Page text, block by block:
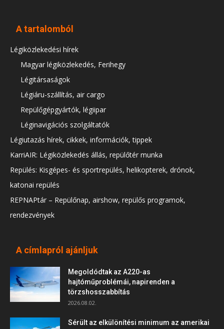
A tartalomból
Légiközlekedési hírek
Magyar légiközlekedés, Ferihegy
Légitársaságok
Légiáru-szállítás, air cargo
Repülőgépgyártók, légiipar
Léginavigációs szolgáltatók
Légiutazás hírek, cikkek, információk, tippek
KarriAIR: Légiközlekedés állás, repülőtér munka
Repülés: Kisgépes- és sportrepülés, helikopterek, drónok,
katonai repülés
REPNAPtár – Repülőnap, airshow, repülős programok,
rendezvények
A címlapról ajánljuk
Megoldódtak az A220-as
hajtóműproblémái, napirenden a
törzshosszabbítás
2026.08.02.
Sérült az elkülönítési minimum az amerikai